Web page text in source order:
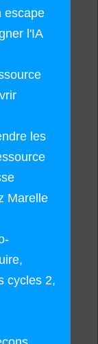
escape
l'IA
les
Marelle
cycles 2,